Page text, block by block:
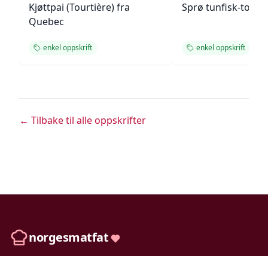
Kjøttpai (Tourtière) fra
Quebec
enkel oppskrift
Sprø tunfisk-
enkel oppskrift
← Tilbake til alle oppskrifter
norgesmatfat